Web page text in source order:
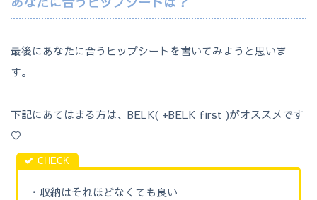
最後にあなたに合うヒップシートを書いてみようと思いま
す。
下記にあてはまる方は、BELK( +BELK first )がオススメです
♡
・収納はそれほどなくても良い